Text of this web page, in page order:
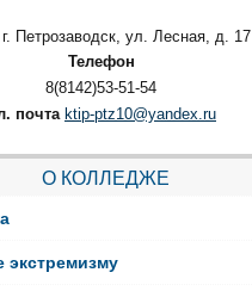
г. Петрозаводск, ул. Лесная, д. 17
Телефон
8(8142)53-51-54
почта ktip-ptz10@yandex.ru
О КОЛЛЕДЖЕ
экстремизму